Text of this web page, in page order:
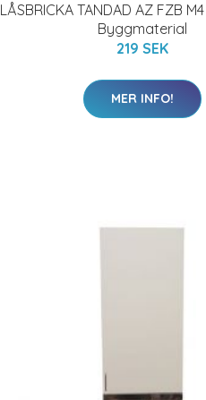
LÅSBRICKA TANDAD AZ FZB
Byggmaterial
219 SEK
MER INFO!